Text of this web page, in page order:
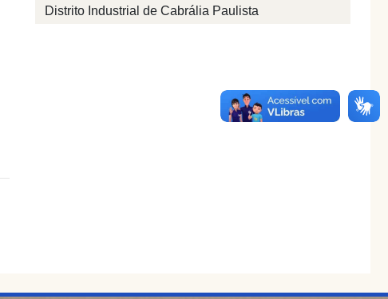
Distrito Industrial de Cabrália Paulista
Câmara Municipal em Luto Oficial pelo passamento